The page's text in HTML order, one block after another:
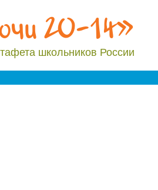
20-14»
школьников России